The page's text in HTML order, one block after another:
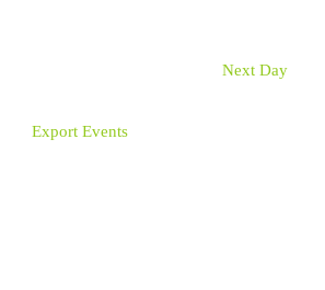
Next Day
Export Events